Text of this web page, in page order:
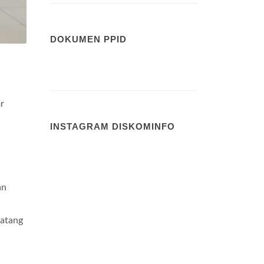
DOKUMEN PPID
INSTAGRAM DISKOMINFO